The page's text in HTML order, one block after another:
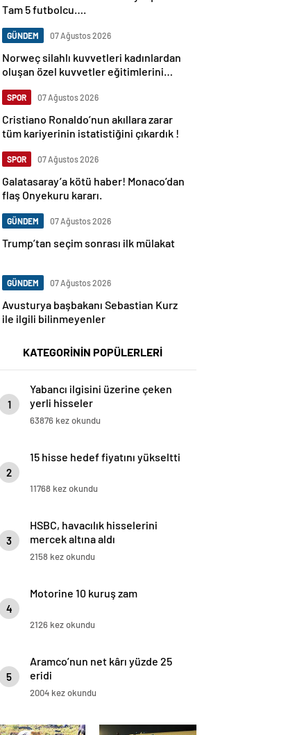
Tam 5 futbolcu….
GÜNDEM 07 Ağustos 2026
Norweç silahlı kuvvetleri kadınlardan
oluşan özel kuvvetler eğitimlerini
SPOR 07 Ağustos 2026
Cristiano Ronaldo’nun akıllara zarar
tüm kariyerinin istatistiğini çıkardık !
SPOR 07 Ağustos 2026
Galatasaray’a kötü haber! Monaco’dan
flaş Onyekuru kararı.
GÜNDEM 07 Ağustos 2026
Trump’tan seçim sonrası ilk mülakat
GÜNDEM 07 Ağustos 2026
Avusturya başbakanı Sebastian Kurz
ile ilgili bilinmeyenler
KATEGORİNİN POPÜLERLERİ
1
Yabancı ilgisini üzerine çeken
yerli hisseler
63876 kez okundu
2
15 hisse hedef fiyatını yükseltti
11768 kez okundu
3
HSBC, havacılık hisselerini
mercek altına aldı
2158 kez okundu
4
Motorine 10 kuruş zam
2126 kez okundu
5
Aramco’nun net kârı yüzde 25
eridi
2004 kez okundu